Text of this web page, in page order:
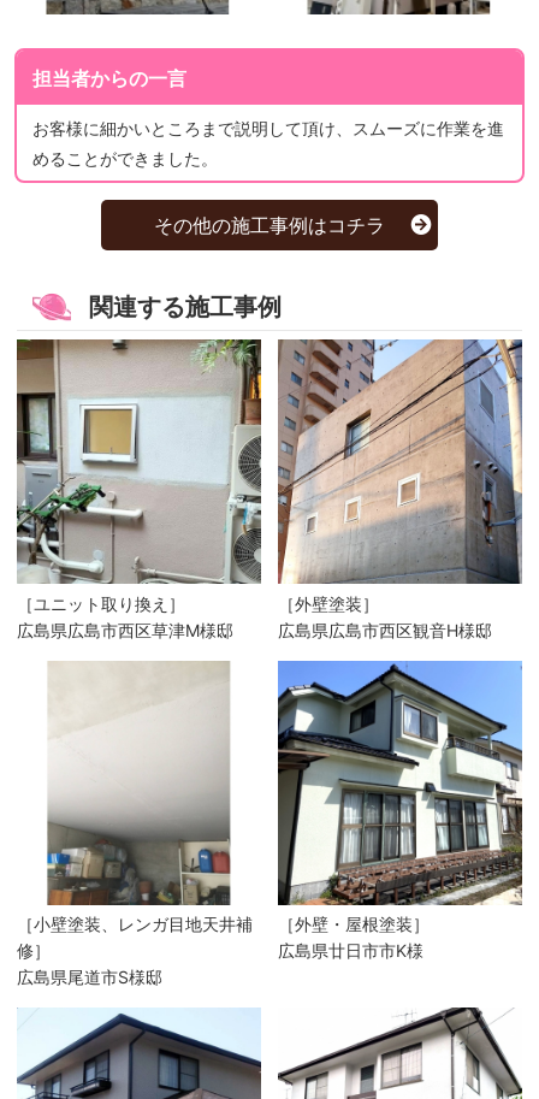
担当者からの一言
お客様に細かいところまで説明して頂け、スムーズに作業を進
めることができました。
その他の施工事例はコチラ
関連する施工事例
［ユニット取り換え］
広島県広島市西区草津M様邸
［外壁塗装］
広島県広島市西区観音H様邸
［小壁塗装、レンガ目地天井補
修］
広島県尾道市S様邸
［外壁・屋根塗装］
広島県廿日市市K様